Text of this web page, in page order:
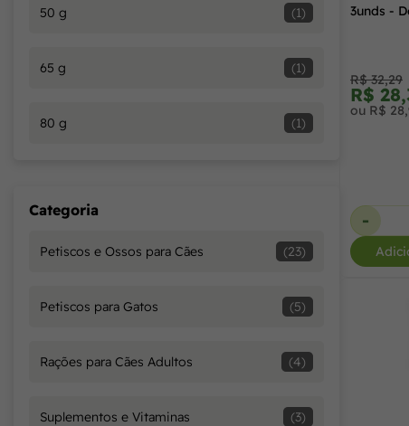
50 g (1)
65 g (1)
80 g (1)
Categoria
Petiscos e Ossos para Cães (23)
Petiscos para Gatos (5)
Rações para Cães Adultos (4)
Suplementos e Vitaminas (3)
3unds -
R$ 32,29
R$
ou R$
-